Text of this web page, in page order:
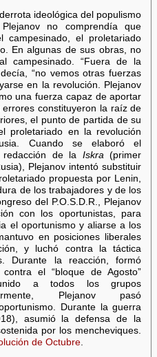
ideológica del populismo
no comprendía que
campesinado, el proletariado
En algunas de sus obras, no
campesinado. “Fuera de la
“no vemos otras fuerzas
en la revolución. Plejanov
una fuerza capaz de aportar
constituyeron la raíz de
el punto de partida de su
proletariado en la revolución
Cuando se elaboró el
de la Iskra(primer
Plejanov intentó substituir
propuesta por Lenin,
de los trabajadores y de los
del P.O.S.D.R., Plejanov
con los oportunistas, para
el oportunismo y aliarse a los
en posiciones liberales
y luchó contra la táctica
Durante la reacción, formó
el “bloque de Agosto”
a todos los grupos
Plejanov pasó
Durante la guerra
asumió la defensa de la
por los mencheviques.
de Octubre.